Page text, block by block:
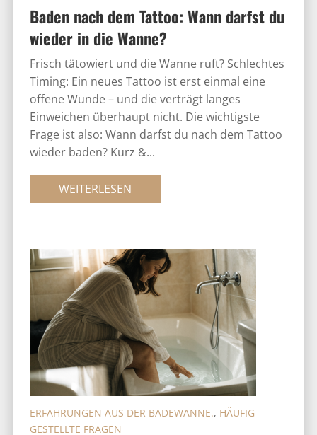
Baden nach dem Tattoo: Wann darfst du
wieder in die Wanne?
Frisch tätowiert und die Wanne ruft? Schlechtes
Timing: Ein neues Tattoo ist erst einmal eine
offene Wunde – und die verträgt langes
Einweichen überhaupt nicht. Die wichtigste
Frage ist also: Wann darfst du nach dem Tattoo
wieder baden? Kurz &...
WEITERLESEN
ERFAHRUNGEN AUS DER BADEWANNE., HÄUFIG
GESTELLTE FRAGEN